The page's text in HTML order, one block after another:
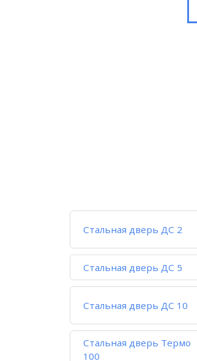
Стальная дверь ДС 2
Стальная дверь ДС 5
Стальная дверь ДС 10
Стальная дверь Термо
100